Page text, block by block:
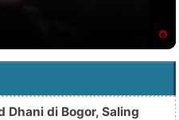
Dhani di Bogor, Saling